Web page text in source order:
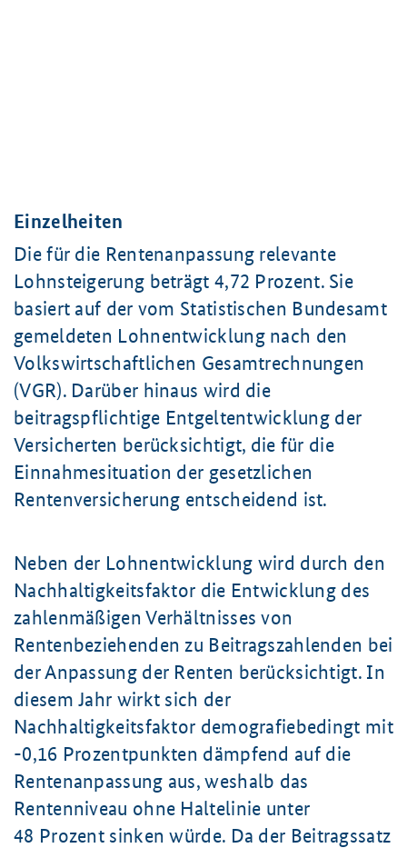
Einzelheiten
Die für die Rentenanpassung relevante
Lohnsteigerung beträgt 4,72 Prozent. Sie
basiert auf der vom Statistischen Bundesamt
gemeldeten Lohnentwicklung nach den
Volkswirtschaftlichen Gesamtrechnungen
(VGR). Darüber hinaus wird die
beitragspflichtige Entgeltentwicklung der
Versicherten berücksichtigt, die für die
Einnahmesituation der gesetzlichen
Rentenversicherung entscheidend ist.
Neben der Lohnentwicklung wird durch den
Nachhaltigkeitsfaktor die Entwicklung des
zahlenmäßigen Verhältnisses von
Rentenbeziehenden zu Beitragszahlenden bei
der Anpassung der Renten berücksichtigt. In
diesem Jahr wirkt sich der
Nachhaltigkeitsfaktor demografiebedingt mit
-0,16 Prozentpunkten dämpfend auf die
Rentenanpassung aus, weshalb das
Rentenniveau ohne Haltelinie unter
48 Prozent sinken würde. Da der Beitragssatz